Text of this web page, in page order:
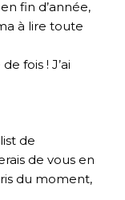
fin d’année,
à lire toute
fois ! J’ai
de
de vous en
du moment,